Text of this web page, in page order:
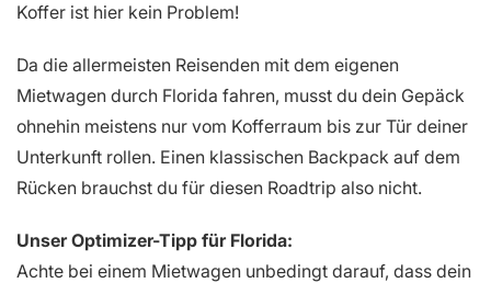
Koffer ist hier kein Problem!
Da die allermeisten Reisenden mit dem eigenen
Mietwagen durch Florida fahren, musst du dein Gepäck
ohnehin meistens nur vom Kofferraum bis zur Tür deiner
Unterkunft rollen. Einen klassischen Backpack auf dem
Rücken brauchst du für diesen Roadtrip also nicht.
Unser Optimizer-Tipp für Florida:
Achte bei einem Mietwagen unbedingt darauf, dass dein